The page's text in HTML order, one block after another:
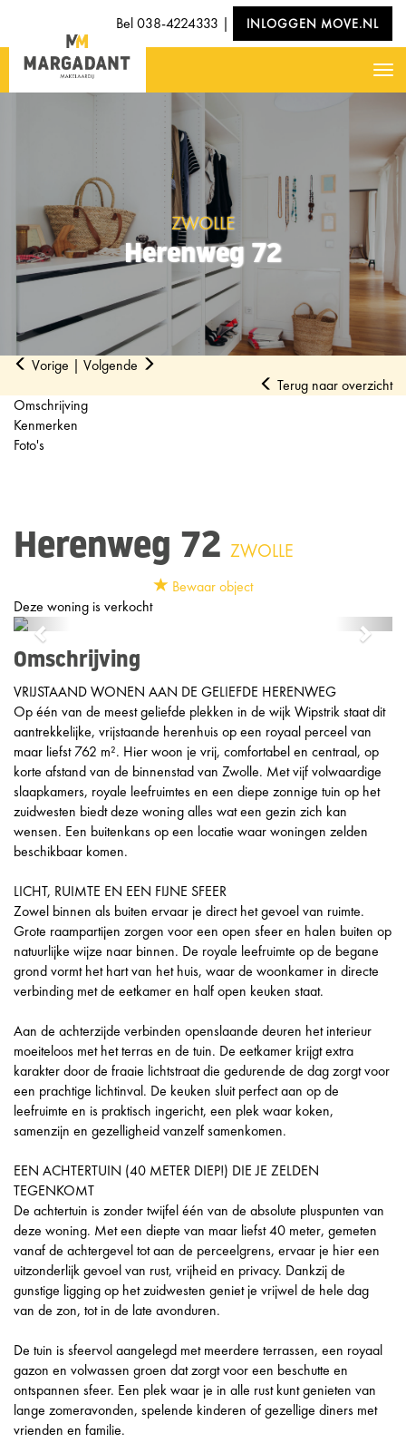
Bel038-4224333 | INLOGGEN MOVE.NL
Herenweg 72
ZWOLLE
Vorige | Volgende
Terug naar overzicht
Omschrijving
Kenmerken
Foto's
Herenweg 72 ZWOLLE
Bewaar object
Deze woning is verkocht
Previous Next
Omschrijving
VRIJSTAAND WONEN AAN DE GELIEFDE HERENWEG
Op één van de meest geliefde plekken in de wijk Wipstrik staat dit
aantrekkelijke, vrijstaande herenhuis op een royaal perceel van
maar liefst 762 m². Hier woon je vrij, comfortabel en centraal, op
korte afstand van de binnenstad van Zwolle. Met vijf volwaardige
slaapkamers, royale leefruimtes en een diepe zonnige tuin op het
zuidwesten biedt deze woning alles wat een gezin zich kan
wensen. Een buitenkans op een locatie waar woningen zelden
beschikbaar komen.
LICHT, RUIMTE EN EEN FIJNE SFEER
Zowel binnen als buiten ervaar je direct het gevoel van ruimte.
Grote raampartijen zorgen voor een open sfeer en halen buiten op
natuurlijke wijze naar binnen. De royale leefruimte op de begane
grond vormt het hart van het huis, waar de woonkamer in directe
verbinding met de eetkamer en half open keuken staat.
Aan de achterzijde verbinden openslaande deuren het interieur
moeiteloos met het terras en de tuin. De eetkamer krijgt extra
karakter door de fraaie lichtstraat die gedurende de dag zorgt voor
een prachtige lichtinval. De keuken sluit perfect aan op de
leefruimte en is praktisch ingericht, een plek waar koken,
samenzijn en gezelligheid vanzelf samenkomen.
EEN ACHTERTUIN (40 METER DIEP!) DIE JE ZELDEN
TEGENKOMT
De achtertuin is zonder twijfel één van de absolute pluspunten van
deze woning. Met een diepte van maar liefst 40 meter, gemeten
vanaf de achtergevel tot aan de perceelgrens, ervaar je hier een
uitzonderlijk gevoel van rust, vrijheid en privacy. Dankzij de
gunstige ligging op het zuidwesten geniet je vrijwel de hele dag
van de zon, tot in de late avonduren.
De tuin is sfeervol aangelegd met meerdere terrassen, een royaal
gazon en volwassen groen dat zorgt voor een beschutte en
ontspannen sfeer. Een plek waar je in alle rust kunt genieten van
lange zomeravonden, spelende kinderen of gezellige diners met
vrienden en familie.